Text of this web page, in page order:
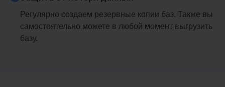
Регулярно создаем резервные копии баз. Также вы
самостоятельно можете в любой момент выгрузить
базу.